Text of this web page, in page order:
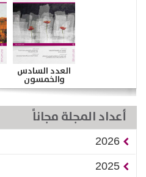
العدد السادس
والخمسون
أعداد المجلة مجاناً
2026
2025